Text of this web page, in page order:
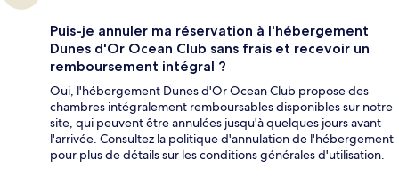
Puis-je annuler ma réservation à l'hébergement
Dunes d'Or Ocean Club sans frais et recevoir un
remboursement intégral ?
Oui, l'hébergement Dunes d'Or Ocean Club propose des
chambres intégralement remboursables disponibles sur notre
site, qui peuvent être annulées jusqu'à quelques jours avant
l'arrivée. Consultez la politique d'annulation de l'hébergement
pour plus de détails sur les conditions générales d'utilisation.